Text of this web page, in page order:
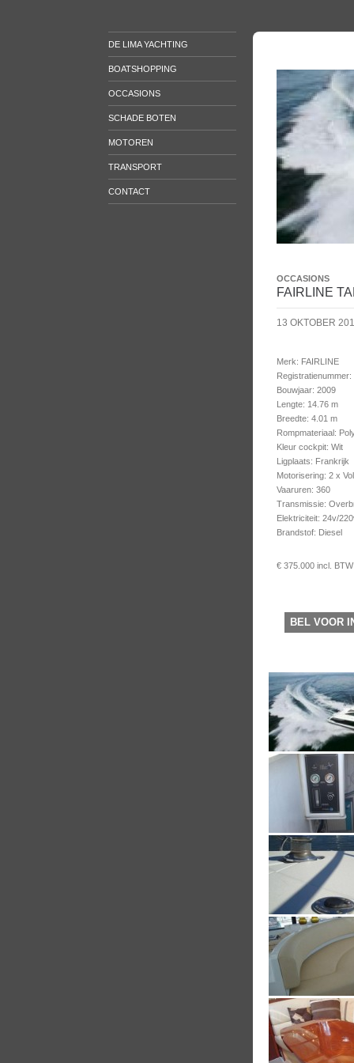
OCCASIONS
FAIRLINE
13 OKTOBER
Merk: FAIRLINE
Registratienummer:
Bouwjaar: 2009
Lengte: 14.76 m
Breedte: 4.01 m
Rompmateriaal:
Kleur cockpit: Wit
Ligplaats: Frankrijk
Motorisering: 2 x
Vaaruren: 360
Transmissie:
Elektriciteit: 24v/
Brandstof: Diesel
€ 375.000 incl. BTW
BEL VOOR
DE LIMA YACHTING
BOATSHOPPING
OCCASIONS
SCHADE BOTEN
MOTOREN
TRANSPORT
CONTACT